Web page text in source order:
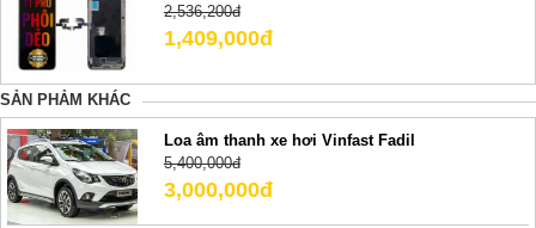
2,536,200đ
1,409,000đ
SẢN PHẢM KHÁC
Loa âm thanh xe hơi Vinfast Fadil
5,400,000đ
3,000,000đ